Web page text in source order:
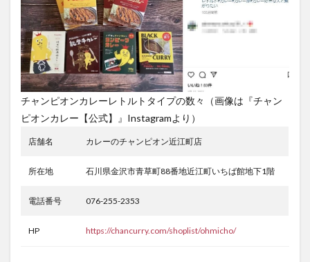
チャンピオンカレーレトルトタイプの数々（画像は『チャン
ピオンカレー【公式】』Instagramより）
店舗名 カレーのチャンピオン近江町店
所在地 石川県金沢市青草町88番地近江町いちば館地下1階
電話番号 076-255-2353
HP https://chancurry.com/shoplist/ohmicho/